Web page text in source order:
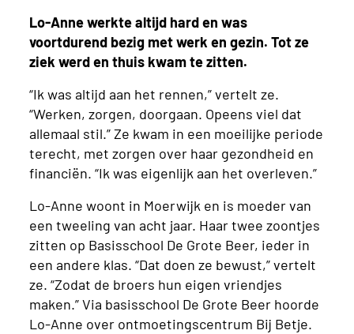
Lo-Anne werkte altijd hard en was
voortdurend bezig met werk en gezin. Tot ze
ziek werd en thuis kwam te zitten.
“Ik was altijd aan het rennen,” vertelt ze.
“Werken, zorgen, doorgaan. Opeens viel dat
allemaal stil.” Ze kwam in een moeilijke periode
terecht, met zorgen over haar gezondheid en
financiën. “Ik was eigenlijk aan het overleven.”
Lo-Anne woont in Moerwijk en is moeder van
een tweeling van acht jaar. Haar twee zoontjes
zitten op Basisschool De Grote Beer, ieder in
een andere klas. “Dat doen ze bewust,” vertelt
ze. “Zodat de broers hun eigen vriendjes
maken.” Via basisschool De Grote Beer hoorde
Lo-Anne over ontmoetingscentrum Bij Betje.